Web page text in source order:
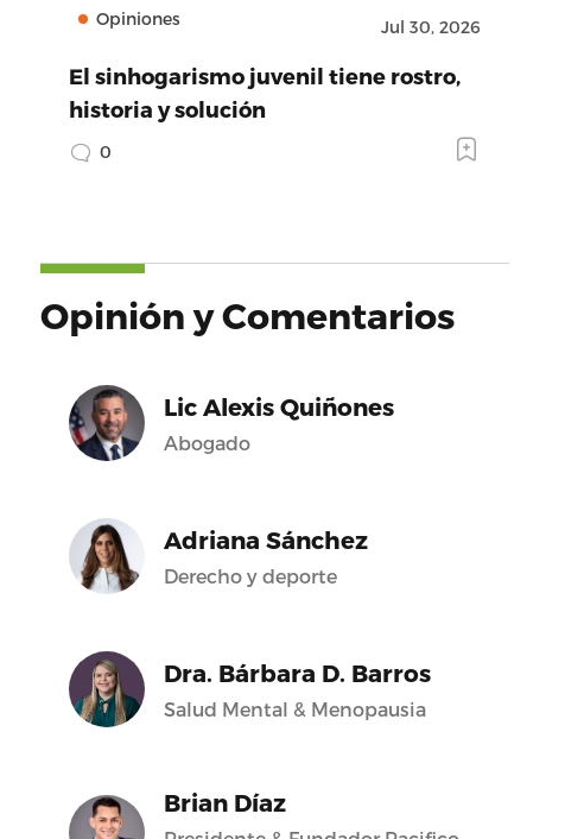
Opiniones Jul 30, 2026
El sinhogarismo juvenil tiene rostro,
historia y solución
0
Opinión y Comentarios
Lic Alexis Quiñones
Abogado
Adriana Sánchez
Derecho y deporte
Dra. Bárbara D. Barros
Salud Mental & Menopausia
Brian Díaz